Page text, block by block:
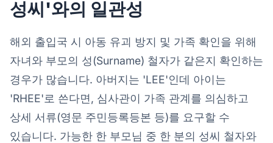
성씨'와의 일관성
해외 출입국 시 아동 유괴 방지 및 가족 확인을 위해
자녀와 부모의 성(Surname) 철자가 같은지 확인하는
경우가 많습니다. 아버지는 'LEE'인데 아이는
'RHEE'로 쓴다면, 심사관이 가족 관계를 의심하고
상세 서류(영문 주민등록등본 등)를 요구할 수
있습니다. 가능한 한 부모님 중 한 분의 성씨 철자와